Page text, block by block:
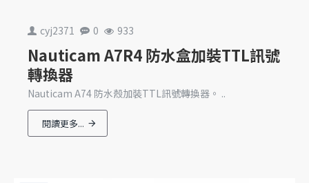
cyj2371 0 933
Nauticam A7R4 防水盒加裝TTL訊號
轉換器
Nauticam A74 防水殼加裝TTL訊號轉換器。 ..
閱讀更多...